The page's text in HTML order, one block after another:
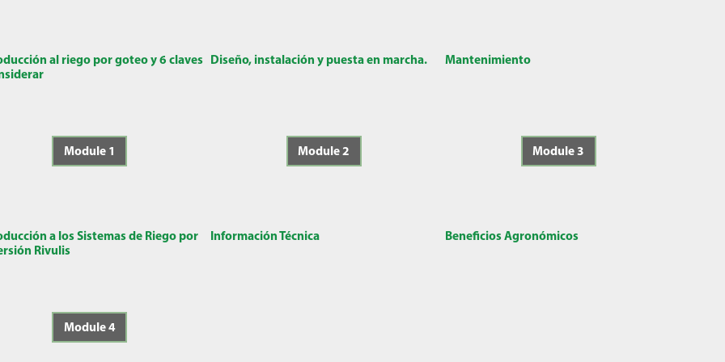
al riego por goteo y 6 claves Diseño, instalación y puesta en marcha. Mantenimiento
Module 1
a los Sistemas de Riego por
Rivulis
Module 2
Información Técnica
Module 3
Beneficios Agronómicos
Module 4